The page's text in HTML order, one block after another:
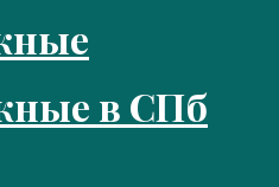
в СПб